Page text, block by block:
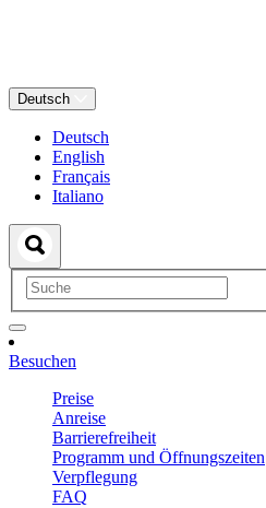
Deutsch
Deutsch
English
Français
Italiano
Besuchen
Preise
Anreise
Barrierefreiheit
Programm und Öffnungszeiten
Verpflegung
FAQ